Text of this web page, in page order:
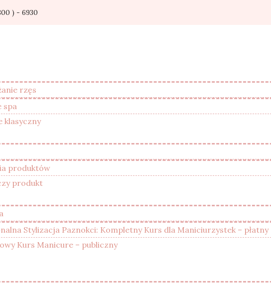
) - 6930
rzęs
spa
klasyczny
produktów
produkt
Stylizacja Paznokci: Kompletny Kurs dla Maniciurzystek – płatny
Kurs Manicure – publiczny